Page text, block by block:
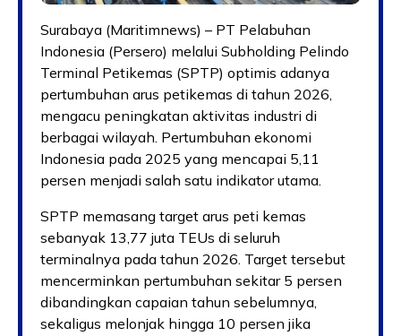
Surabaya (Maritimnews) – PT Pelabuhan
Indonesia (Persero) melalui Subholding Pelindo
Terminal Petikemas (SPTP) optimis adanya
pertumbuhan arus petikemas di tahun 2026,
mengacu peningkatan aktivitas industri di
berbagai wilayah. Pertumbuhan ekonomi
Indonesia pada 2025 yang mencapai 5,11
persen menjadi salah satu indikator utama.
SPTP memasang target arus peti kemas
sebanyak 13,77 juta TEUs di seluruh
terminalnya pada tahun 2026. Target tersebut
mencerminkan pertumbuhan sekitar 5 persen
dibandingkan capaian tahun sebelumnya,
sekaligus melonjak hingga 10 persen jika